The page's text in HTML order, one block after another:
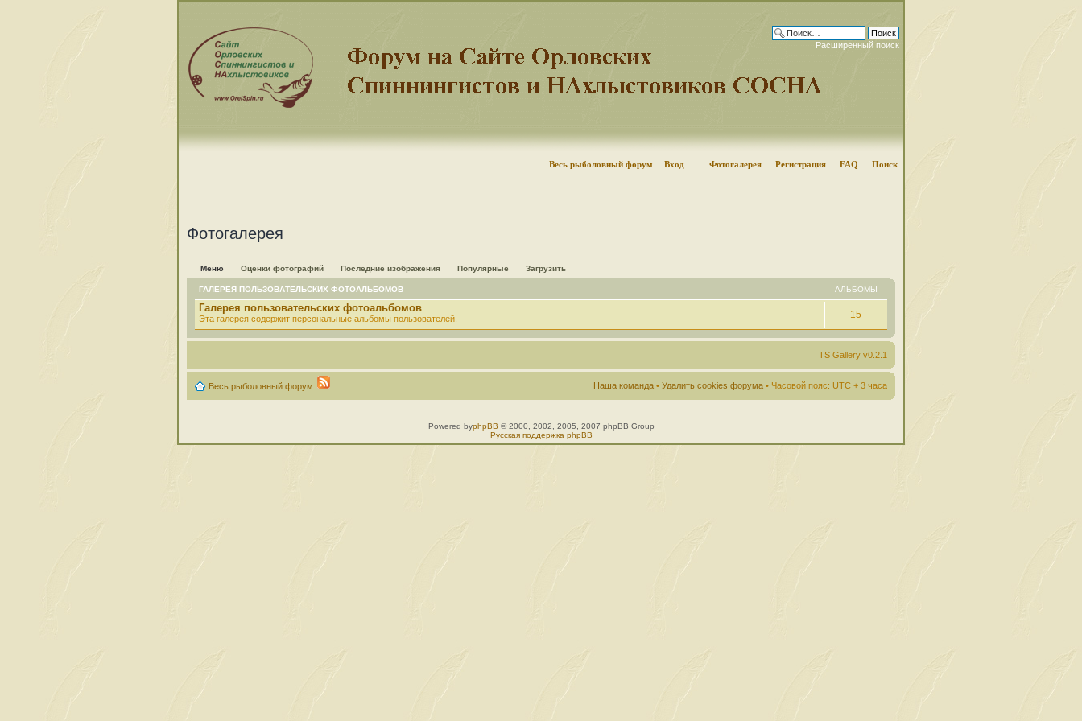
Расширенный поиск
Весь рыболовный форум Вход Фотогалерея Регистрация FAQ Поиск
Фотогалерея
Меню Оценки фотографий Последние изображения Популярные Загрузить
ГАЛЕРЕЯ ПОЛЬЗОВАТЕЛЬСКИХ ФОТОАЛЬБОМОВ АЛЬБОМЫ
Галерея пользовательских фотоальбомов
Эта галерея содержит персональные альбомы пользователей. 15
TS Gallery v0.2.1
Весь рыболовный форум Наша команда • Удалить cookies форума • Часовой пояс: UTC + 3 часа
Powered byphpBB © 2000, 2002, 2005, 2007 phpBB Group
Русская поддержка phpBB